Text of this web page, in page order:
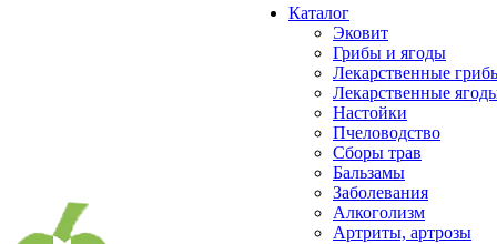
Каталог
Эковит
Грибы и ягоды
Лекарственные
Лекарственные
Настойки
Пчеловодство
Сборы трав
Бальзамы
Заболевания
Алкоголизм
Артриты, артрозы